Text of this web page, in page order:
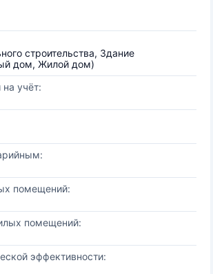
строительства, Здание
дом, Жилой дом)
на учёт:
помещений:
помещений:
эффективности: